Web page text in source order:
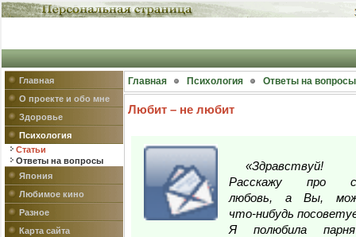
Главная
О проекте и обо мне
Здоровье
Психология
Статьи
Ответы на вопросы
Япония
Любимое кино
Разное
Карта сайта
Главная Психология Ответы на вопросы
Любит – не любит
«Здравствуй!
Расскажу про
любовь, а Вы,
что-нибудь
Я полюбила